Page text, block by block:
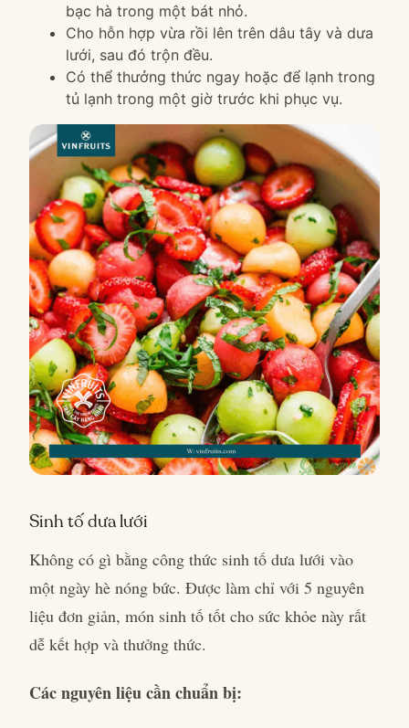
bạc hà trong một bát nhỏ.
Cho hỗn hợp vừa rồi lên trên dâu tây và dưa
lưới, sau đó trộn đều.
Có thể thưởng thức ngay hoặc để lạnh trong
tủ lạnh trong một giờ trước khi phục vụ.
Sinh tố dưa lưới
Không có gì bằng công thức sinh tố dưa lưới vào
một ngày hè nóng bức. Được làm chỉ với 5 nguyên
liệu đơn giản, món sinh tố tốt cho sức khỏe này rất
dễ kết hợp và thưởng thức.
Các nguyên liệu cần chuẩn bị: